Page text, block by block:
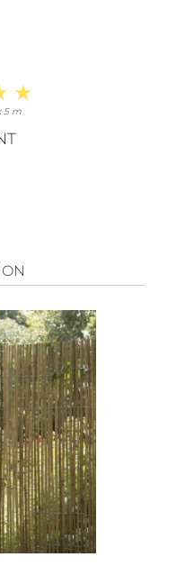
5 m